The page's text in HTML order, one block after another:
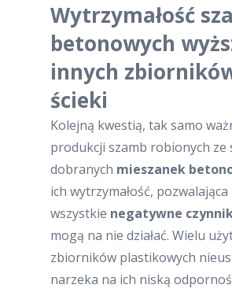
Wytrzymałość
betonowych
innych
ścieki
Kolejną kwestią, tak samo
produkcji szamb robionych ze
dobranych mieszanek
ich wytrzymałość, pozwalająca
wszystkie negatywne
mogą na nie działać. Wielu
zbiorników plastikowych
narzeka na ich niską